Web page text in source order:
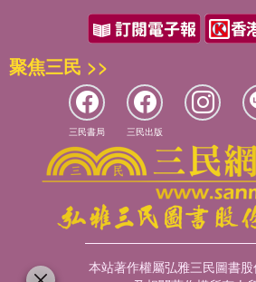
聚焦三民 >>
三民書局 三民出版
本站著作權屬弘雅三民圖書